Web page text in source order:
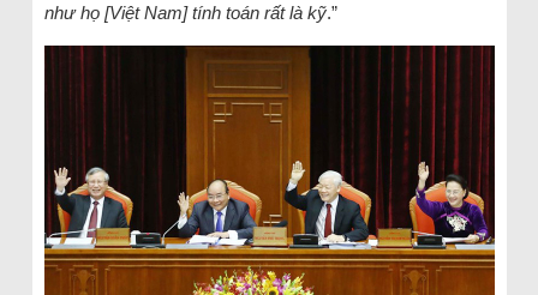
như họ [Việt Nam] tính toán rất là kỹ.”